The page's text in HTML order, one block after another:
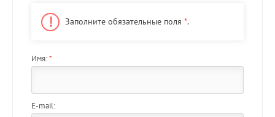
Заполните обязательные поля *.
Имя:*
E-mail: